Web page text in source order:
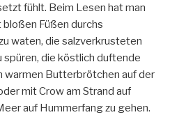
fühlt. Beim Lesen hat man
bloßen Füßen durchs
waten, die salzverkrusteten
spüren, die köstlich duftende
warmen Butterbrötchen auf der
mit Crow am Strand auf
auf Hummerfang zu gehen.